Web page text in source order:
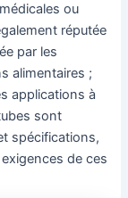
ou
réputée
par les
alimentaires ;
applications à
sont
spécifications,
de ces